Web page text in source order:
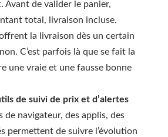
Avant de valider le panier,
total, livraison incluse.
la livraison dès un certain
C’est parfois là que se fait la
une vraie et une fausse bonne
de suivi de prix et d’alertes
de navigateur, des applis, des
permettent de suivre l’évolution